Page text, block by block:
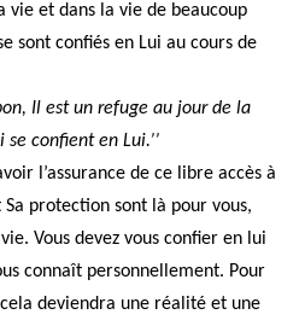
vie et dans la vie de beaucoup
sont confiés en Lui au cours de
Il est un refuge au jour de la
confient en Lui.’’
l’assurance de ce libre accès à
protection sont là pour vous,
Vous devez vous confier en lui
connaît personnellement. Pour
deviendra une réalité et une